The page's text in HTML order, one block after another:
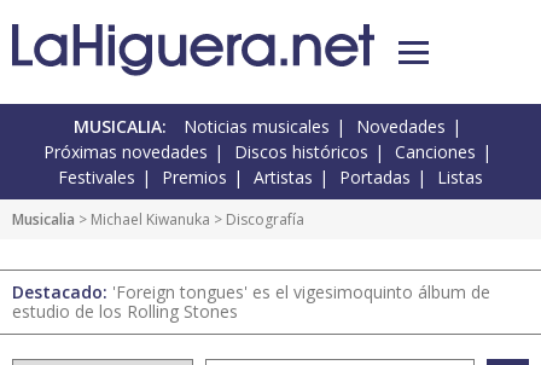
MUSICALIA: Noticias musicales
Novedades
Próximas novedades
Discos históricos
Canciones
Festivales
Premios Artistas Portadas Listas
Musicalia > Michael Kiwanuka > Discografía
Destacado: 'Foreign tongues' es el vigesimoquinto álbum de
estudio de los Rolling Stones